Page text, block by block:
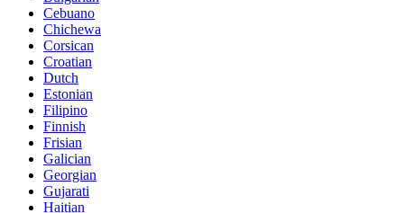
Cebuano
Chichewa
Corsican
Croatian
Dutch
Estonian
Filipino
Finnish
Frisian
Galician
Georgian
Gujarati
Haitian